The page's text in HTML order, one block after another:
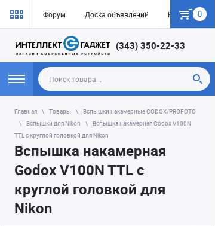
Форум Доска объявлений Как купить
0
(343) 350-22-33
Главная Товары
Вспышки накамерные GODOX/PROFOTO
Вспышки для Nikon
Вспышка накамерная Godox V100N
TTL с круглой головкой для Nikon
Вспышка накамерная
Godox V100N TTL с
круглой головкой для
Nikon